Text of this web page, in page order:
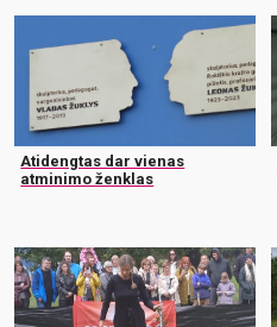
Atidengtas dar vienas
atminimo ženklas